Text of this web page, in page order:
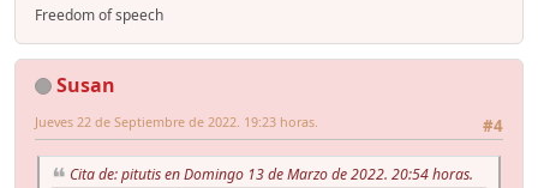
Freedom of speech
Susan
#4
Jueves 22 de Septiembre de 2022. 19:23 horas.
Cita de: pitutis en Domingo 13 de Marzo de 2022. 20:54 horas.